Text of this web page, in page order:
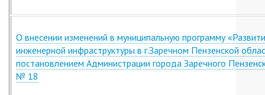
О внесении изменений в муниципальную программу
инженерной инфраструктуры в г.Заречном Пензенской
постановлением Администрации города Заречного
№ 18